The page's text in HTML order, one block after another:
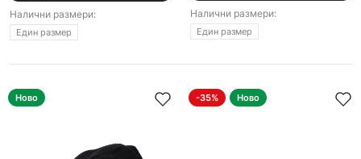
Налични размери:
Един размер
Налични размери:
Един размер
Ново -35% Ново